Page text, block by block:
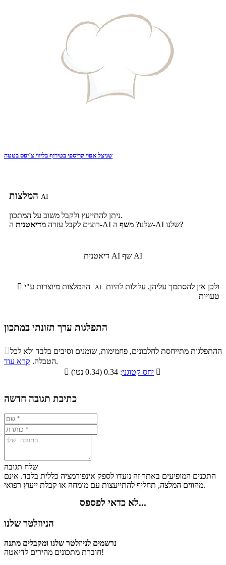
שניצל אפוי קריספי בטירוף בליווי צ`יפס בטטה
AI
ניתן להתייעץ ולקבל משוב על המתכון.
רוצים לקבל עזרה מדיאטנית ה-AI שלנו? משף ה-AI שלנו?
דיאטנית AI שף AI
 AI
טעויות
התפלגות ערך תזונתי במתכון
התפלגות ערך תזונתי במתכון
סיבים
תזונתיים
שומנים חלבונים
6.6%
ההתפלגות מתייחסת לחלבונים, פחמימות, שומנים וסיבים בלבד ולא לכל
הטבלה. קרא עוד
.

יחס קטוגני 
כתיבת תגובה חדשה
שלח תגובה
התכנים המופיעים באתר זה נועדו לספק אינפורמציה כללית בלבד. אינם
מהווים המלצה, תחליף להתייעצות עם מומחה או קבלת ייעוץ רפואי.
לא כדאי לפספס...
הניוזלטר שלנו
נרשמים לניוזלטר שלנו ומקבלים מתנה
חוברת מתכונים מהירים לדיאטה!